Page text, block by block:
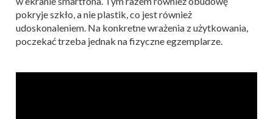
pokryje szkło, a nie plastik, co jest również
udoskonaleniem. Na konkretne wrażenia z użytkowania,
poczekać trzeba jednak na fizyczne egzemplarze.